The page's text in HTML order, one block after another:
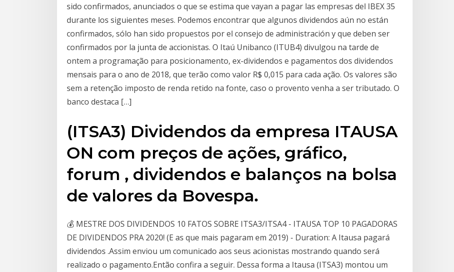
sido confirmados, anunciados o que se estima que vayan a pagar las empresas del IBEX 35
durante los siguientes meses. Podemos encontrar que algunos dividendos aún no están
confirmados, sólo han sido propuestos por el consejo de administración y que deben ser
confirmados por la junta de accionistas. O Itaú Unibanco (ITUB4) divulgou na tarde de
ontem a programação para posicionamento, ex-dividendos e pagamentos dos dividendos
mensais para o ano de 2018, que terão como valor R$ 0,015 para cada ação. Os valores são
sem a retenção imposto de renda retido na fonte, caso o provento venha a ser tributado. O
banco destaca […]
(ITSA3) Dividendos da empresa ITAUSA
ON com preços de ações, gráfico,
forum , dividendos e balanços na bolsa
de valores da Bovespa.
💰 MESTRE DOS DIVIDENDOS 10 FATOS SOBRE ITSA3/ITSA4 - ITAUSA TOP 10 PAGADORAS
DE DIVIDENDOS PRA 2020! (E as que mais pagaram em 2019) - Duration: A Itausa pagará
dividendos .Assim enviou um comunicado aos seus acionistas mostrando quando será
realizado o pagamento.Então confira a seguir. Dessa forma a Itausa (ITSA3) montou um